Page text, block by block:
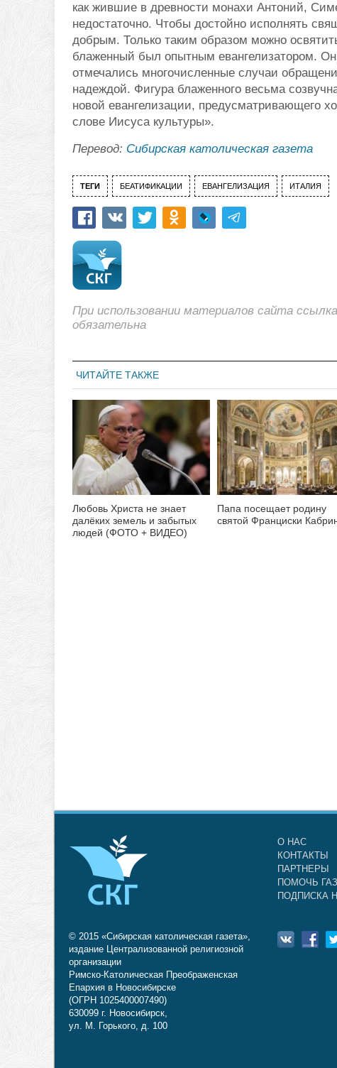
как жившие в древности монахи Антоний,
недостаточно. Чтобы достойно исполнять
добрым. Только таким образом можно
блаженный был опытным евангелизатором.
отмечались многочисленные случаи
надеждой. Фигура блаженного весьма
новой евангелизации, предусматривающего
слове Иисуса культуры».
Перевод: Сибирская католическая газета
ТЕГИ БЕАТИФИКАЦИИ ЕВАНГЕЛИЗАЦИЯ ИТАЛИЯ
При использовании материалов сайта
обязательна
ЧИТАЙТЕ ТАКЖЕ
Любовь Христа не знает
далёких земель и забытых
людей (ФОТО + ВИДЕО)
Папа посещает родину
святой Франциски
© 2015 «Сибирская католическая газета»,
издание Централизованной религиозной
организации
Римско-Католическая Преображенская
Епархия в Новосибирске
(ОГРН 1025400007490)
630099 г. Новосибирск,
ул. М. Горького, д. 100
О НАС
КОНТАКТЫ
ПАРТНЕРЫ
ПОМОЧЬ
ПОДПИСКА